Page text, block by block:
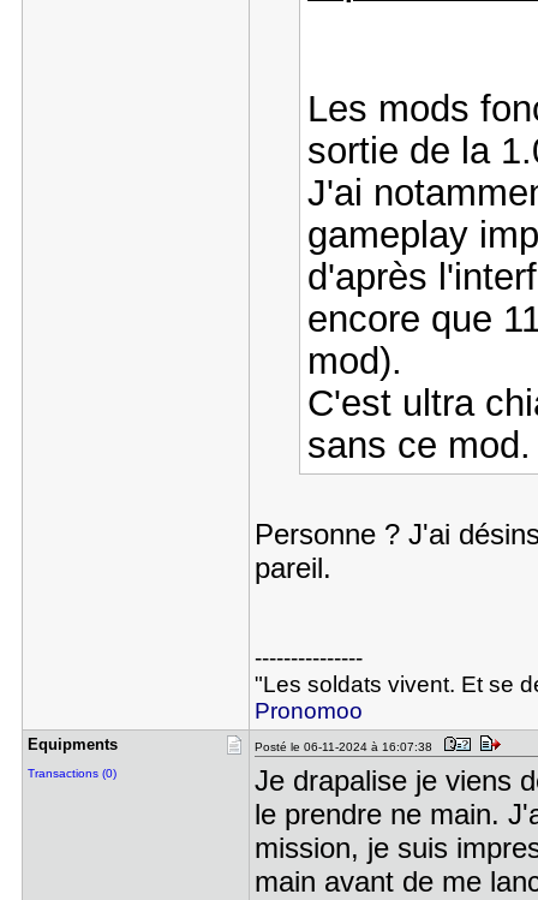
Les mods
sortie de la
J'ai
gameplay
d'après
encore que
mod).
C'est ultra
sans ce
Personne ? J'ai
pareil.
---------------
"Les soldats vivent. Et se
Pronomoo
Equipments
Transactions (0)
Posté le 06-11-2024 à 16:07:38
Je drapalise je viens
le prendre ne main.
mission, je suis
main avant de me